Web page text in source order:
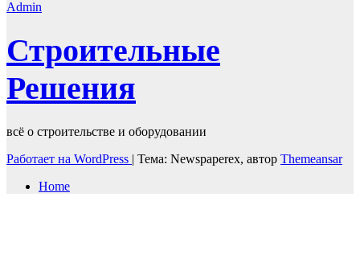
Admin
Строительные
Решения
всё о строительстве и оборудовании
Работает на WordPress | Тема: Newspaperex, автор Themeansar
Home